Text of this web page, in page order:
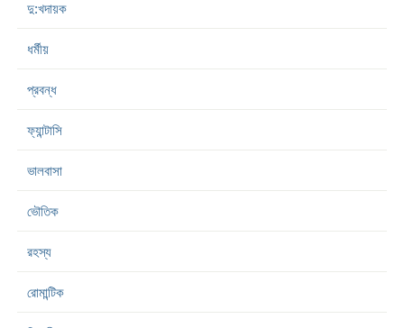
দু:খদায়ক
ধর্মীয়
প্রবন্ধ
ফ্যান্টাসি
ভালবাসা
ভৌতিক
রহস্য
রোমান্টিক